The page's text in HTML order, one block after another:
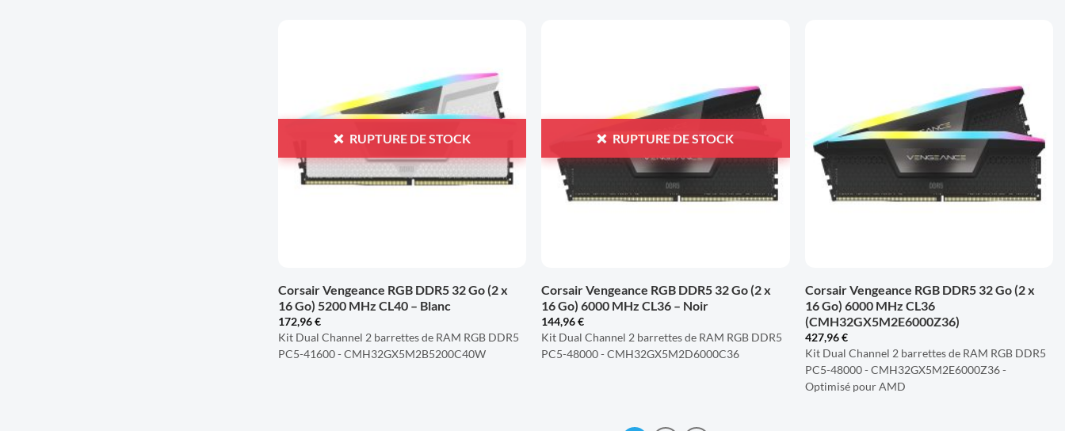
À LA
LISTE
D'ENVIES
RUPTURE DE STOCK
Corsair Vengeance RGB DDR5 32 Go (2 x
16 Go) 5200 MHz CL40 – Blanc
172,96€
Kit Dual Channel 2 barrettes de RAM RGB DDR5
PC5-41600 - CMH32GX5M2B5200C40W
LISTE
D'ENVIES
RUPTURE DE STOCK
Corsair Vengeance RGB DDR5 32 Go (2 x
16 Go) 6000 MHz CL36 – Noir
144,96€
Kit Dual Channel 2 barrettes de RAM RGB DDR5
PC5-48000 - CMH32GX5M2D6000C36
LISTE
D'ENVIES
Corsair Vengeance RGB DDR5 32 Go (2 x
16 Go) 6000 MHz CL36
(CMH32GX5M2E6000Z36)
427,96€
Kit Dual Channel 2 barrettes de RAM RGB DDR5
PC5-48000 - CMH32GX5M2E6000Z36 -
Optimisé pour AMD